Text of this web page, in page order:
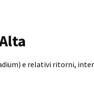
e relativi ritorni,